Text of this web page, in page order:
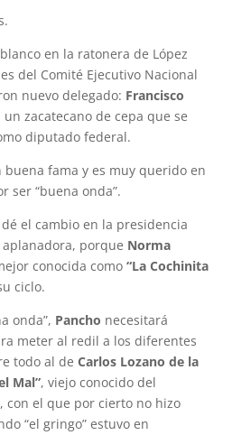
en la ratonera de López
del Comité Ejecutivo Nacional
nuevo delegado: Francisco
un zacatecano de cepa que se
diputado federal.
buena fama y es muy querido en
ser “buena onda”.
el cambio en la presidencia
porque Norma
conocida como “La Cochinita
ciclo.
onda”, Pancho necesitará
meter al redil a los diferentes
todo al de Carlos Lozano de la
Mal”, viejo conocido del
con el que por cierto no hizo
“el gringo” estuvo en